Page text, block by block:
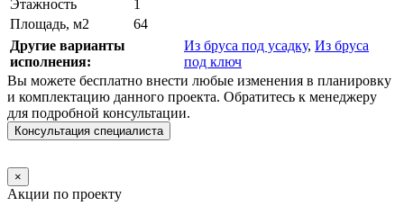
Этажность
1
Площадь, м2
64
Другие варианты
исполнения:
Из бруса под усадку, Из бруса
под ключ
Вы можете бесплатно внести любые изменения в планировку
и комплектацию данного проекта. Обратитесь к менеджеру
для подробной консультации.
Консультация специалиста
×
Акции по проекту